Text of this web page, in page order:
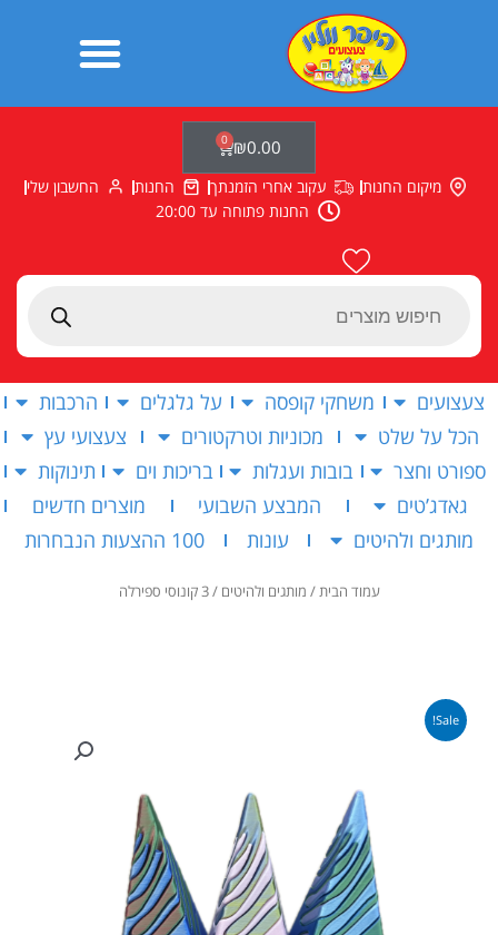
Products
₪0.00
0
עגלת
קניות
מיקום החנות עקוב אחרי הזמנתך החנות
החשבון שלי
החנות פתוחה עד 20:00
צעצועים משחקי קופסה על גלגלים
הרכבות
הכל על שלט
מכוניות וטרקטורים
צעצועי עץ
ספורט וחצר
בובות ועגלות בריכות וים
תינוקות
גאדג’טים
המבצע השבועי
מוצרים חדשים
מותגים ולהיטים
עונות 100 ההצעות הנבחרות
עמוד הבית/ מותגים ולהיטים / 3 קונוסי ספירלה
Sale!